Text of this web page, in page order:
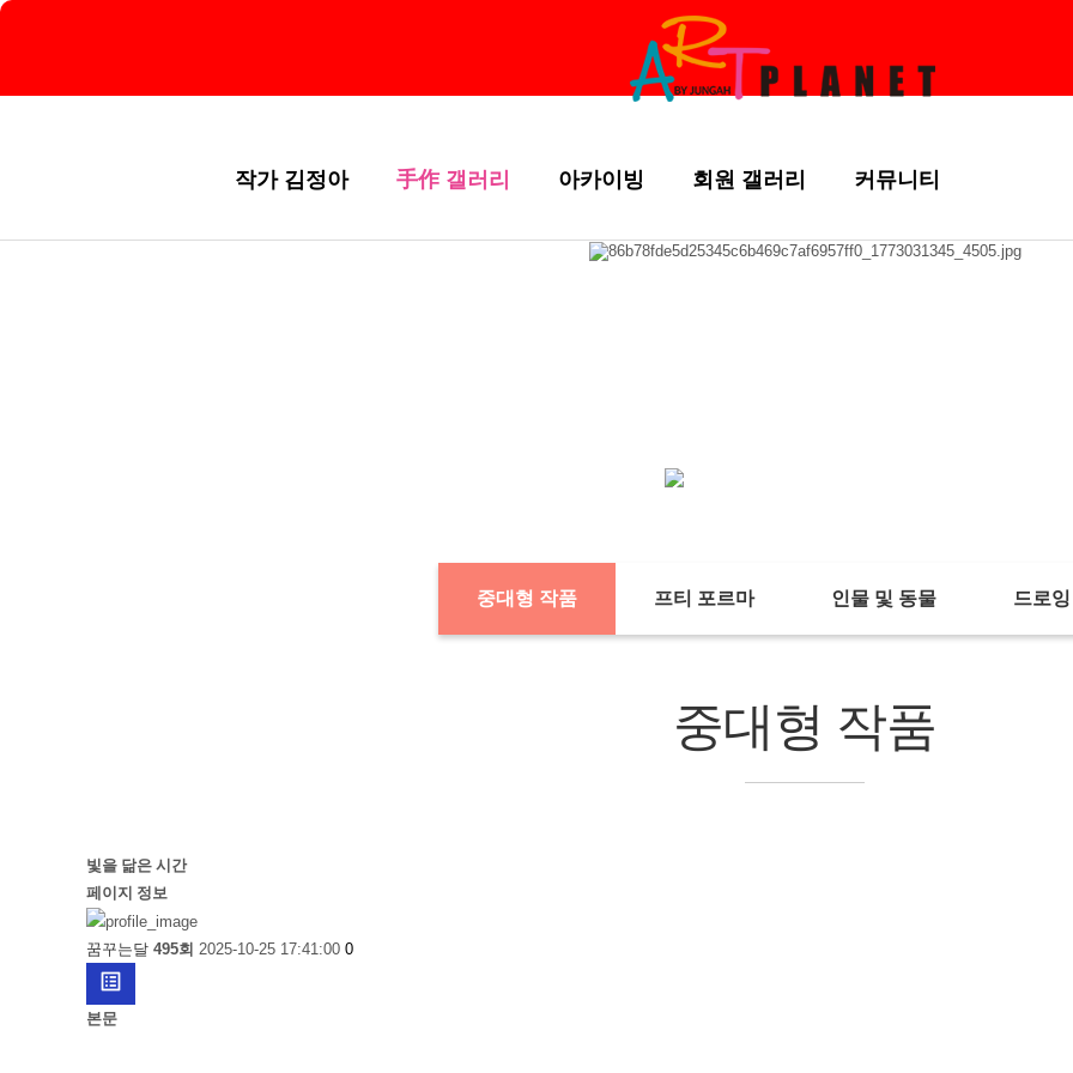
작가 김정아 手作 갤러리 아카이빙 회원 갤러리 커뮤니티
중대형 작품 프티 포르마 인물 및 동물 드로
중대형 작품
빛을 닮은 시간
페이지 정보
꿈꾸는달 495회 2025-10-25 17:41:00 0
list_alt
본문